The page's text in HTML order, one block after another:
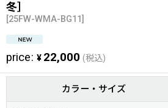
冬］
[25FW-WMA-BG11]
price: ¥ 22,000 (税込)
カラー・サイズ